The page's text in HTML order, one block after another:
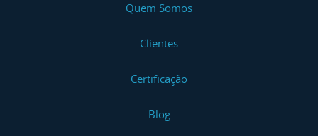
Quem Somos
Clientes
Certificação
Blog